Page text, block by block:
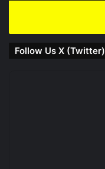
Follow Us X (Twitter)